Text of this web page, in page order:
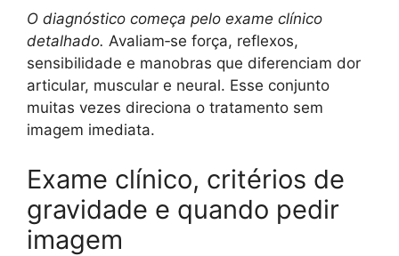
O diagnóstico começa pelo exame clínico
detalhado. Avaliam‑se força, reflexos,
sensibilidade e manobras que diferenciam dor
articular, muscular e neural. Esse conjunto
muitas vezes direciona o tratamento sem
imagem imediata.
Exame clínico, critérios de
gravidade e quando pedir
imagem